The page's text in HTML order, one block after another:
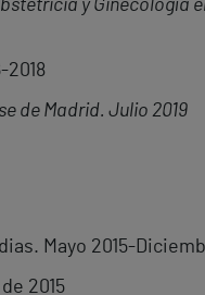
y Ginecología
2018
de Madrid. Julio 2019
Mayo 2015-
2015